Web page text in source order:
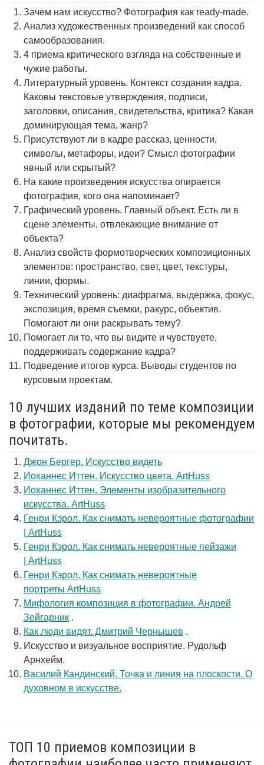
Зачем нам искусство? Фотография как ready-made.
Анализ художественных произведений как способ
самообразования.
4 приема критического взгляда на собственные и
чужие работы.
Литературный уровень. Контекст создания кадра.
Каковы текстовые утверждения, подписи,
заголовки, описания, свидетельства, критика? Какая
доминирующая тема, жанр?
Присутствуют ли в кадре рассказ, ценности,
символы, метафоры, идеи? Смысл фотографии
явный или скрытый?
На какие произведения искусства опирается
фотография, кого она напоминает?
Графический уровень. Главный объект. Есть ли в
сцене элементы, отвлекающие внимание от
объекта?
Анализ свойств формотворческих композиционных
элементов: пространство, свет, цвет, текстуры,
линии, формы.
Технический уровень: диафрагма, выдержка, фокус,
экспозиция, время съемки, ракурс, объектив.
Помогают ли они раскрывать тему?
Помогает ли то, что вы видите и чувствуете,
поддерживать содержание кадра?
Подведение итогов курса. Выводы студентов по
курсовым проектам.
10 лучших изданий по теме композиции
в фотографии, которые мы рекомендуем
почитать.
Джон Бергер. Искусство видеть
Иоханнес Иттен. Искусство цвета. ArtHuss
Иоханнес Иттен. Элементы изобразительного
искусства. ArtHuss
Генри Кэрол. Как снимать невероятные фотографии
| ArtHuss
Генри Кэрол. Как снимать невероятные пейзажи
| ArtHuss
Генри Кэрол. Как снимать невероятные
портреты ArtHuss
Мифология композиция в фотографии. Андрей
Зейгарник .
Как люди видят. Дмитрий Чернышев .
Искусство и визуальное восприятие. Рудольф
Арнхейм.
Василий Кандинский. Точка и линия на плоскости. О
духовном в искусстве.
ТОП 10 приемов композиции в